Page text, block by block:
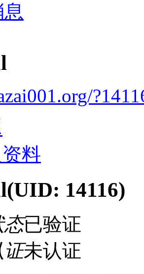
料
(UID: 14116)
态已验证
证未认证